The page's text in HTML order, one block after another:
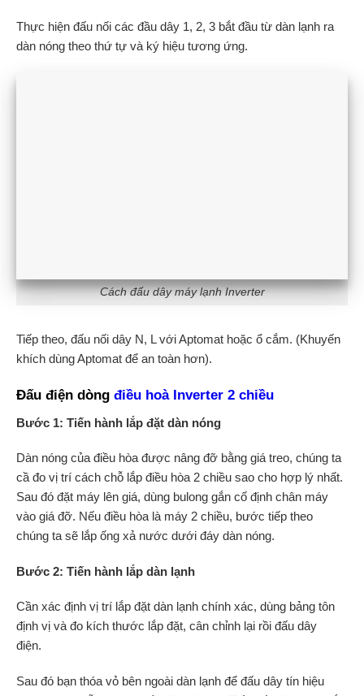
Thực hiện đấu nối các đầu dây 1, 2, 3 bắt đầu từ dàn lạnh ra
dàn nóng theo thứ tự và ký hiệu tương ứng.
Cách đấu dây máy lạnh Inverter
Tiếp theo, đấu nối dây N, L với Aptomat hoặc ổ cắm. (Khuyến
khích dùng Aptomat để an toàn hơn).
Đấu điện dòng điều hoà Inverter 2 chiều
Bước 1: Tiến hành lắp đặt dàn nóng
Dàn nóng của điều hòa được nâng đỡ bằng giá treo, chúng ta
cầ đo vị trí cách chỗ lắp điều hòa 2 chiều sao cho hợp lý nhất.
Sau đó đặt máy lên giá, dùng bulong gắn cố định chân máy
vào giá đỡ. Nếu điều hòa là máy 2 chiều, bước tiếp theo
chúng ta sẽ lắp ống xả nước dưới đáy dàn nóng.
Bước 2: Tiến hành lắp dàn lạnh
Cần xác định vị trí lắp đặt dàn lạnh chính xác, dùng bảng tôn
định vị và đo kích thước lắp đặt, cân chỉnh lại rồi đấu dây
điện.
Sau đó bạn thóa vỏ bên ngoài dàn lạnh để đấu dây tín hiệu